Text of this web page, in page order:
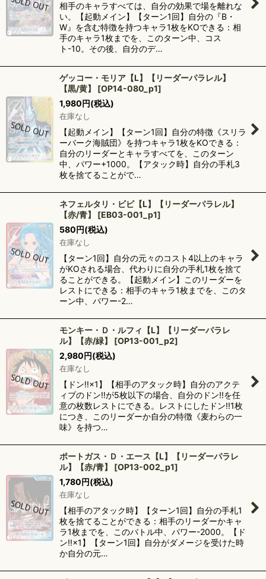
相手のキャラすべては、自分の効果で場を離れな
い。【起動メイン】【ターン1回】自分の『B・
W』を含む特徴を持つキャラ1枚をKOできる：相
手のキャラ1枚までを、このターン中、コス
ト-10。その後、自分のデ…
ゲッコー・モリア【L】【リーダーパラレル】
【黒/黄】
[OP14-080_p1]
1,980円(税込)
在庫なし
【起動メイン】【ターン1回】自分の特徴《スリラ
ーバーク海賊団》を持つキャラ1枚をKOできる：
自分のリーダーとキャラすべてを、このターン
中、パワー+1000。【アタック時】自分の手札3
枚を捨てることがで…
ネフェルタリ・ビビ【L】【リーダーパラレル】
【赤/青】
[EB03-001_p1]
580円(税込)
在庫なし
【ターン1回】自分の元々のコスト4以上のキャラ
がKOされる場合、代わりに自分の手札1枚を捨て
ることができる。【起動メイン】このリーダーを
レストにできる：相手のキャラ1枚までを、このタ
ーン中、パワー-2…
モンキー・Ｄ・ルフィ【L】【リーダーパラレ
ル】【赤/緑】
[OP13-001_p2]
2,980円(税込)
在庫なし
【ドン!!×1】【相手のアタック時】自分のアクテ
ィブのドン!!が5枚以下の場合、自分のドン!!を任
意の枚数レストにできる。レストにしたドン!!1枚
につき、このリーダーか自分の特徴《麦わらの一
味》を持つ…
ポートガス・Ｄ・エース【L】【リーダーパラレ
ル】【赤/青】
[OP13-002_p1]
1,780円(税込)
在庫なし
【相手のアタック時】【ターン1回】自分の手札1
枚を捨てることができる：相手のリーダーかキャ
ラ1枚までを、このバトル中、パワー-2000。【ド
ン!!×1】【ターン1回】自分がダメージを受けた時
か自分の元…